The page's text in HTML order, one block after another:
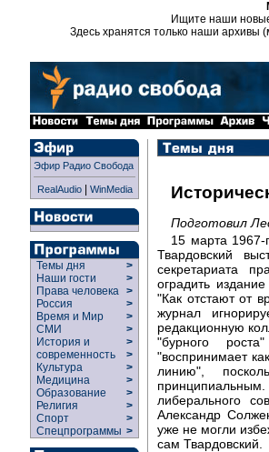
Ищите наши
Здесь хранятся только наши архивы
Эфир Радио Свобода
RealAudio| WinMedia
Темы дня
>
Наши гости
>
Права человека >
Россия
>
Время и Мир
>
СМИ
>
История и
современность
>
>
Культура
>
Медицина
>
Образование
>
Религия
>
Спорт
>
Спецпрограммы >
Подготовил
15 марта 1967-
Твардовский
секретариата
оградить
"Как отстают от
журнал
редакционную
"бурного
"воспринимает
линию",
либерального
Александр
уже не могли
сам Твардовский.